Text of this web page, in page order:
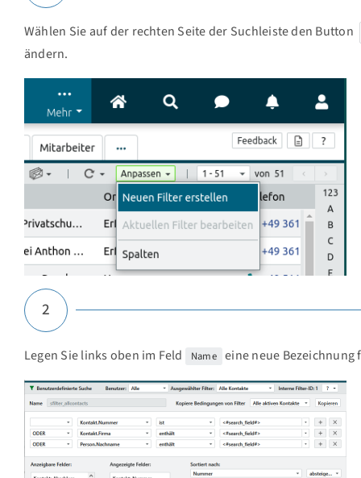
Wählen Sie auf der rechten Seite der Suchleiste den Button
ändern.
2
Legen Sie links oben im Feld Name eine neue Bezeichnung